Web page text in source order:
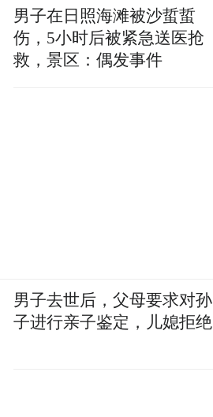
男子在日照海滩被沙蜇蜇
伤，5小时后被紧急送医抢
救，景区：偶发事件
男子去世后，父母要求对孙
子进行亲子鉴定，儿媳拒绝